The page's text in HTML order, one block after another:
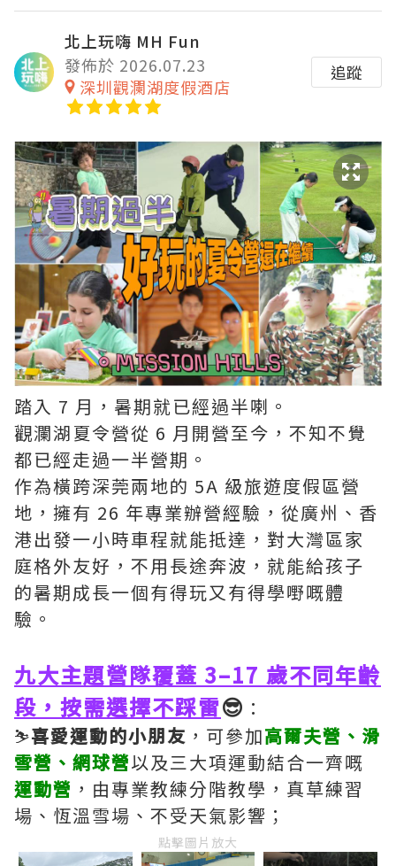
北上玩嗨 MH Fun
發佈於 2026.07.23
深圳觀瀾湖度假酒店
追蹤
踏入 7 月，暑期就已經過半喇。
觀瀾湖夏令營從 6 月開營至今，不知不覺
都已經走過一半營期。
作為橫跨深莞兩地的 5A 級旅遊度假區營
地，擁有 26 年專業辦營經驗，從廣州、香
港出發一小時車程就能抵達，對大灣區家
庭格外友好，不用長途奔波，就能給孩子
的暑期成長一個有得玩又有得學嘢嘅體
驗。
九大主題營隊覆蓋 3–17 歲不同年齡
段，按需選擇不踩雷😎 ：
⛷️喜愛運動的小朋友 ，可參加高爾夫營、滑
雪營、網球營以及三大項運動結合一齊嘅
運動營 ，由專業教練分階教學，真草練習
場、恆溫雪場、不受天氣影響；
點擊圖片放大